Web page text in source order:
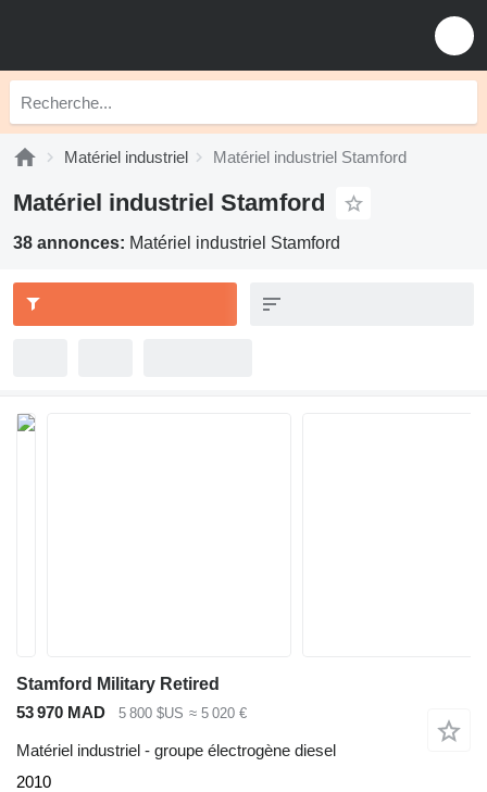
Matériel industriel Matériel industriel Stamford
Matériel industriel Stamford
38 annonces: Matériel industriel Stamford
Stamford Military Retired
53 970 MAD
5 800 $US ≈ 5 020 €
Matériel industriel - groupe électrogène diesel
2010